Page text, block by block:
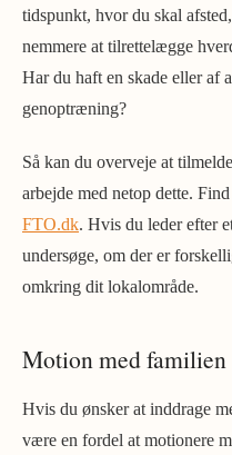
tidspunkt, hvor du skal
nemmere at tilrettelægge
Har du haft en skade eller af
genoptræning?
Så kan du overveje at
arbejde med netop dette.
FTO.dk. Hvis du leder efter
undersøge, om der er
omkring dit lokalområde.
Motion med familien
Hvis du ønsker at inddrage
være en fordel at motionere